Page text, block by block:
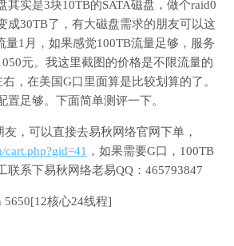
其实是3块10TB的SATA磁盘，做个raid0
成30TB了，有大磁盘需求的朋友可以这
量1月，如果感觉100TB流量足够，服务
元。我这里截图的价格是不限流量的
，在美国G口里面算是比较划算的了。
置足够。下面简单测评一下。
，可以直接去易秋网络官网下单，
cart.php?gid=41 ，如果需要G口，100TB
联系下易秋网络老易QQ：465793847
5650[12核心24线程]